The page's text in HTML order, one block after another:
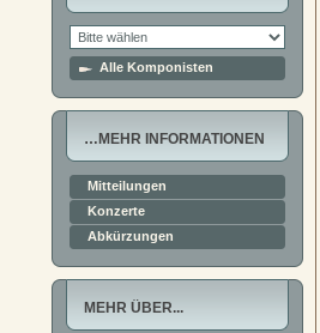
Alle Komponisten
…MEHR INFORMATIONEN
Mitteilungen
Konzerte
Abkürzungen
MEHR ÜBER...